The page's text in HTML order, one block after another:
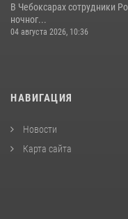
В Чебоксарах сотрудники
ночног...
04 августа 2026, 10:36
НАВИГАЦИЯ
Новости
Карта сайта